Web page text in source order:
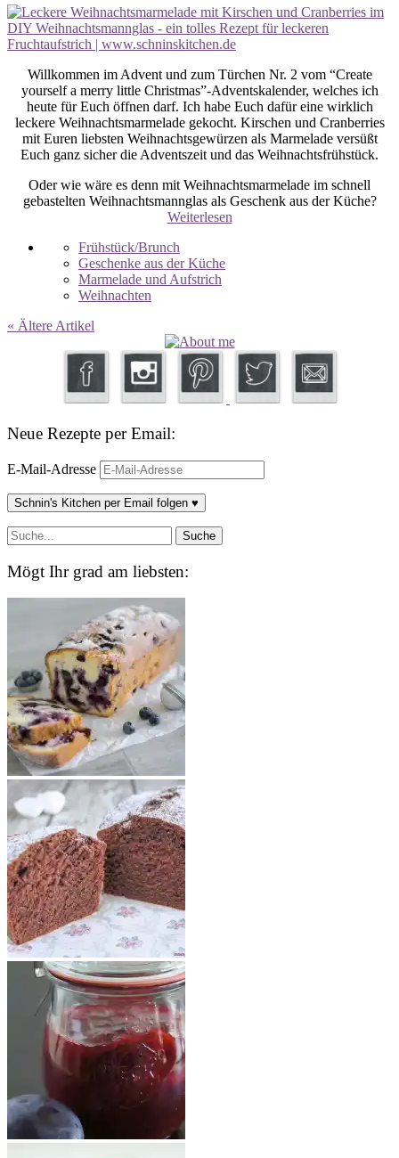
Willkommen im Advent und zum Türchen Nr. 2 vom “Create
yourself a merry little Christmas”-Adventskalender, welches ich
heute für Euch öffnen darf. Ich habe Euch dafür eine wirklich
leckere Weihnachtsmarmelade gekocht. Kirschen und Cranberries
mit Euren liebsten Weihnachtsgewürzen als Marmelade versüßt
Euch ganz sicher die Adventszeit und das Weihnachtsfrühstück.
Oder wie wäre es denn mit Weihnachtsmarmelade im schnell
gebastelten Weihnachtsmannglas als Geschenk aus der Küche?
Weiterlesen
Frühstück/Brunch
Geschenke aus der Küche
Marmelade und Aufstrich
Weihnachten
« Ältere Artikel
Neue Rezepte per Email:
E-Mail-Adresse
Schnin's Kitchen per Email folgen ♥
Mögt Ihr grad am liebsten: